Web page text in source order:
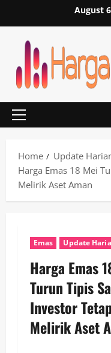
August
Primary
Home
Update
Harga Emas 18 Mei
Melirik Aset Aman
Emas Update
Harga Emas
Turun Tipis
Investor
Melirik Aset